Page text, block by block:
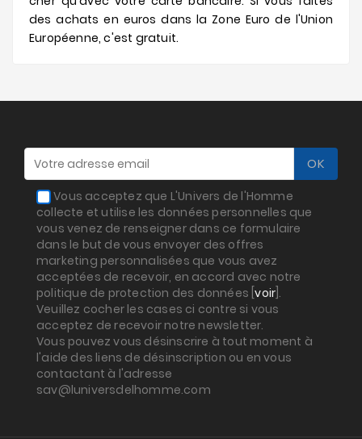
des achats en euros dans la Zone Euro de l'Union
Européenne, c'est gratuit.
Vous acceptez que L'Univers de l'Homme
collecte et utilise les données personnelles que
vous venez de renseigner dans ce formulaire
dans le but de vous envoyer des offres
marketing personnalisées que vous avez
acceptées de recevoir, en accord avec notre
politique de protection des données [voir ].
Veuillez cocher les cases ci contre si vous
acceptez de recevoir notre newsletter.
Vous pouvez vous désinscrire à tout moment à
l'aide des liens de désinscription ou en vous
contactant à l'adresse
sav@luniversdelhomme.com